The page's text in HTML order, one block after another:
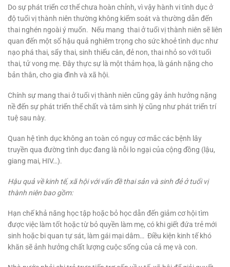
Do sự phát triển cơ thể chưa hoàn chỉnh, vì vậy hành vi tình dục ở
độ tuổi vị thành niên thường không kiểm soát và thường dẫn đến
thai nghén ngoài ý muốn. Nếu mang thai ở tuổi vị thành niên sẽ liên
quan đến một số hậu quả nghiêm trọng cho sức khoẻ tình dục như
nạo phá thai, sẩy thai, sinh thiếu cân, đẻ non, thai nhỏ so với tuổi
thai, tử vong mẹ. Đây thực sự là một thảm họa, là gánh nặng cho
bản thân, cho gia đình và xã hội.
Chính sự mang thai ở tuổi vị thành niên cũng gây ảnh hưởng nặng
nề đến sự phát triển thể chất và tâm sinh lý cũng như phát triển trí
tuệ sau này.
Quan hệ tình dục không an toàn có nguy cơ mắc các bệnh lây
truyền qua đường tình dục đang là nỗi lo ngại của cộng đồng (lậu,
giang mai, HIV…).
Hậu quả về kinh tế, xã hội với vấn đề thai sản và sinh đẻ ở tuổi vị
thành niên bao gồm:
Hạn chế khả năng học tập hoặc bỏ học dẫn đến giảm cơ hội tìm
được việc làm tốt hoặc từ bỏ quyền làm mẹ, có khi giết đứa trẻ mới
sinh hoặc bi quan tự sát, làm gái mại dâm… Điều kiện kinh tế khó
khăn sẽ ảnh hưởng chất lượng cuộc sống của cả mẹ và con.